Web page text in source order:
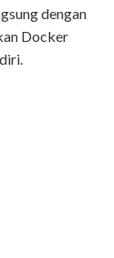
dengan
Docker